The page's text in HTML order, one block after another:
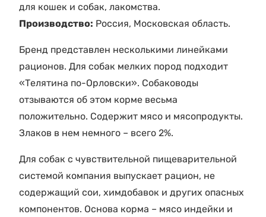
для кошек и собак, лакомства.
Производство: Россия, Московская область.
Бренд представлен несколькими линейками
рационов. Для собак мелких пород подходит
«Телятина по-Орловски». Собаководы
отзываются об этом корме весьма
положительно. Содержит мясо и мясопродукты.
Злаков в нем немного – всего 2%.
Для собак с чувствительной пищеварительной
системой компания выпускает рацион, не
содержащий сои, химдобавок и других опасных
компонентов. Основа корма – мясо индейки и